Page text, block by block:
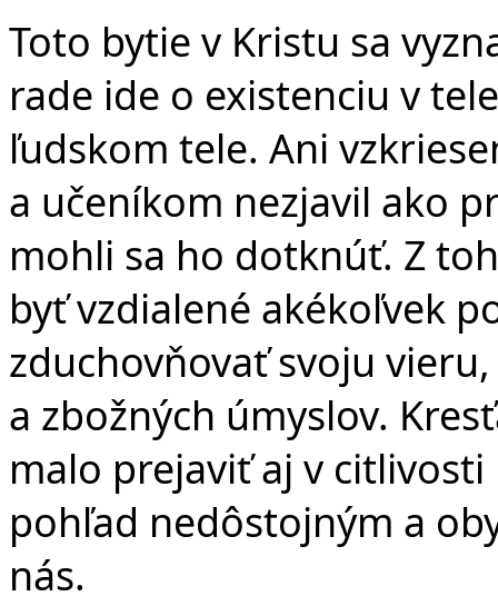
Toto bytie v Kristu sa
rade ide o existenciu v
ľudskom tele. Ani
a učeníkom nezjavil ako
mohli sa ho dotknúť. Z
byť vzdialené akékoľvek
zduchovňovať svoju
a zbožných úmyslov.
malo prejaviť aj v
pohľad nedôstojným a
nás.